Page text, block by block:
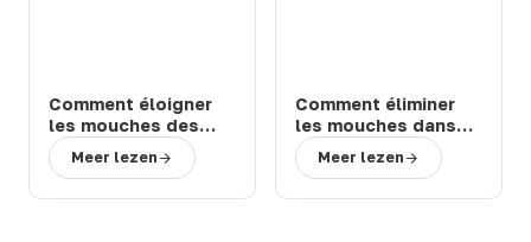
Comment éloigner
les mouches des
chevaux et bovins
en prairie : solutions
Meer lezen
Comment éliminer
les mouches dans
une étable ou une
ferme : 3 solutions
Meer lezen